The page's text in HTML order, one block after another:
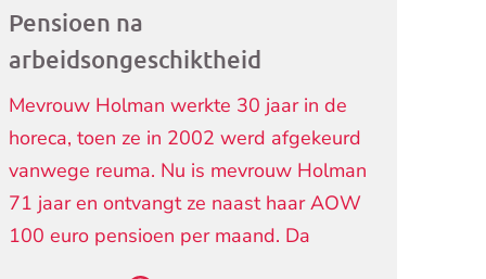
Pensioen na
arbeidsongeschiktheid
Mevrouw Holman werkte 30 jaar in de
horeca, toen ze in 2002 werd afgekeurd
vanwege reuma. Nu is mevrouw Holman
71 jaar en ontvangt ze naast haar AOW
100 euro pensioen per maand. Da